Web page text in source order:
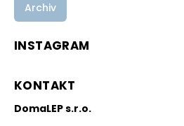
Archiv
INSTAGRAM
KONTAKT
DomaLEP s.r.o.